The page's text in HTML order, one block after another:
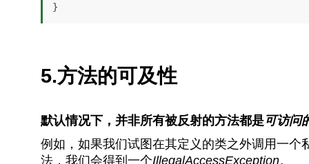
}
5.方法的可及性
默认情况下，并非所有被反射的方法都是可访问
例如，如果我们试图在其定义的类之外调用一
法，我们会得到一个IllegalAccessException。